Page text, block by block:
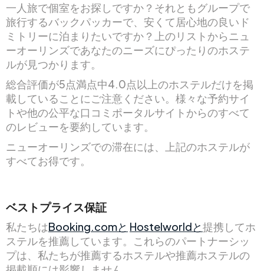
一人旅で個室をお探しですか？それともグループで
旅行するバックパッカーで、安くて居心地の良いド
ミトリーに泊まりたいですか？上のリストからニュ
ーオーリンズであなたのニーズにぴったりのホステ
ルが見つかります。
総合評価が5点満点中4.0点以上のホステルだけを掲
載していることにご注意ください。様々な予約サイ
トや他の公平な口コミポータルサイトからのすべて
のレビューを要約しています。
ニューオーリンズでの滞在には、上記のホステルが
すべてお得です。
ベストプライス保証
私たちはBooking.comと Hostelworldと提携してホ
ステルを推薦しています。これらのパートナーシッ
プは、私たちが推薦するホステルや推薦ホステルの